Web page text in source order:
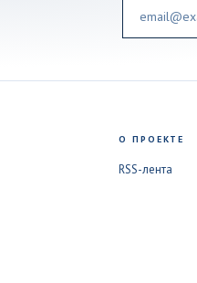
О ПРОЕКТЕ
RSS-лента